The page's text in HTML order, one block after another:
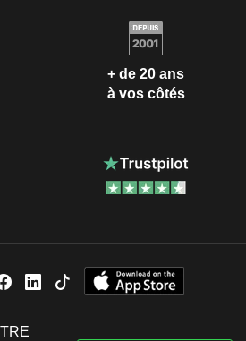
+ de 20 ans
à vos côtés